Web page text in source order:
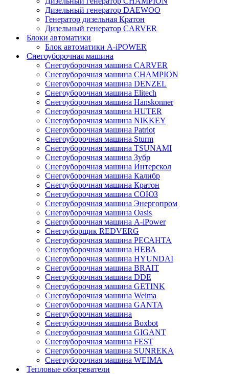
Дизельный генератор DAEWOO
Генератор дизельная Кратон
Дизельный генератор CARVER
Блоки автоматики
Блок автоматики A-iPOWER
Снегоуборочная машина
Снегоуборочная машина CARVER
Снегоуборочная машина CHAMPION
Снегоуборочная машина DENZEL
Снегоуборочная машина Elitech
Снегоуборочная машина Hanskonner
Снегоуборочная машина HUTER
Снегоуборочная машина NIKKEY
Снегоуборочная машина Patriot
Снегоуборочная машина Sturm
Снегоуборочная машина TSUNAMI
Снегоуборочная машина Зубр
Снегоуборочная машина Интерскол
Снегоуборочная машина Калибр
Снегоуборочная машина Кратон
Снегоуборочная машина СОЮЗ
Снегоуборочная машина Энергопром
Снегоуборочная машина Oasis
Снегоуборочная машина A-iPower
Снегоуборщик REDVERG
Снегоуборочная машина РЕСАНТА
Снегоуборочная машина НЕВА
Снегоуборочная машина HYUNDAI
Снегоуборочная машина BRAIT
Снегоуборочная машина DDE
Снегоуборочная машина GETINK
Cнегоуборочная машина Weima
Снегоуборочная машина GANTA
Снегоуборочная машина
Снегоуборочная машина Boxbot
Снегоуборочная машина GIGANT
Снегоуборочная машина FEST
Снегоуборочная машина SUNREKA
Снегоуборочная машина WEIMA
Тепловые обогреватели